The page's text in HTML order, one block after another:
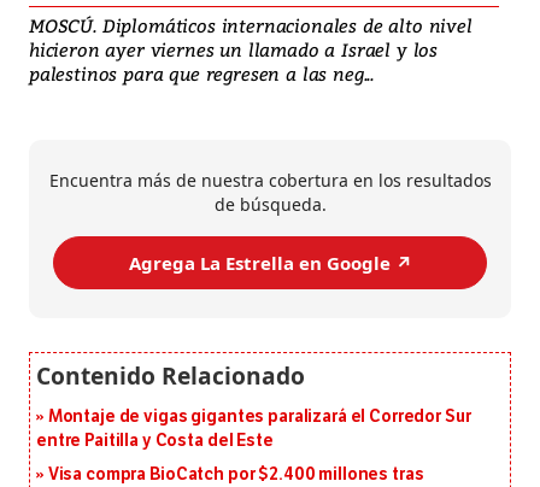
MOSCÚ. Diplomáticos internacionales de alto nivel
hicieron ayer viernes un llamado a Israel y los
palestinos para que regresen a las neg...
Encuentra más de nuestra cobertura en los resultados
de búsqueda.
Agrega La Estrella en Google ↗️
Montaje de vigas gigantes paralizará el Corredor Sur
entre Paitilla y Costa del Este
Visa compra BioCatch por $2.400 millones tras